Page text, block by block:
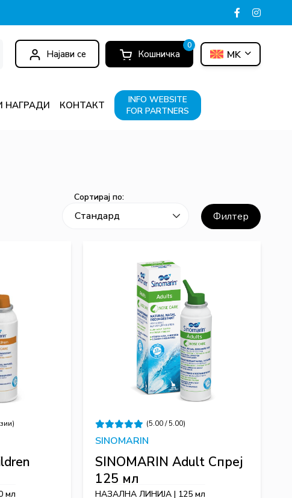
Најави се Кошничка
0
MK
НАГРАДИ КОНТАКТ
INFO WEBSITE
FOR PARTNERS
Сортирај по:
Филтер
мл
(5.00 / 5.00)
SINOMARIN
SINOMARIN Adult Спреј
125 мл
НАЗАЛНА ЛИНИЈА | 125 мл